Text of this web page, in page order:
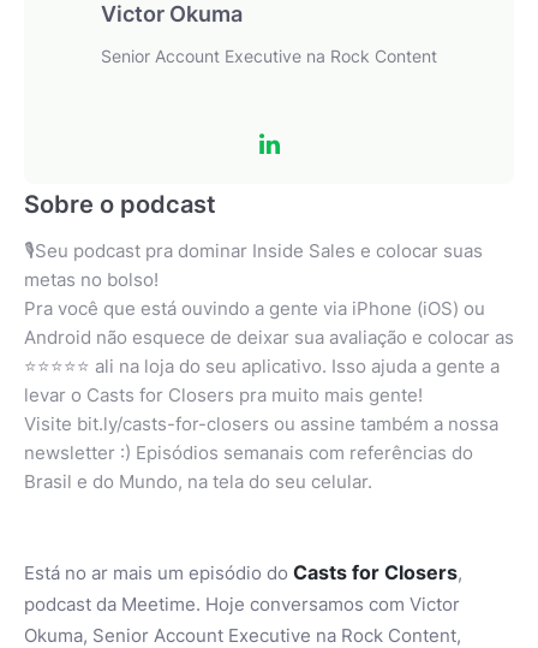
Está no ar mais um episódio do Casts for Closers,
podcast da Meetime. Hoje conversamos com Victor
Okuma, Senior Account Executive na Rock Content,
Victor Okuma
Senior Account Executive na Rock Content
Sobre o podcast
🎙Seu podcast pra dominar Inside Sales e colocar suas
metas no bolso!
Pra você que está ouvindo a gente via iPhone (iOS) ou
Android não esquece de deixar sua avaliação e colocar as
⭐️⭐️⭐️⭐️⭐️ ali na loja do seu aplicativo. Isso ajuda a gente a
levar o Casts for Closers pra muito mais gente!
Visite bit.ly/casts-for-closers ou assine também a nossa
newsletter :) Episódios semanais com referências do
Brasil e do Mundo, na tela do seu celular.